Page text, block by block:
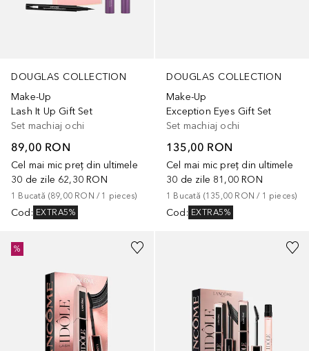
DOUGLAS COLLECTION
Make-Up
Lash It Up Gift Set
Set machiaj ochi
89,00 RON
Cel mai mic preț din ultimele
30 de zile 62,30 RON
1 Bucată (89,00 RON / 1 pieces)
Cod : EXTRA5%
DOUGLAS COLLECTION
Make-Up
Exception Eyes Gift Set
Set machiaj ochi
135,00 RON
Cel mai mic preț din ultimele
30 de zile 81,00 RON
1 Bucată (135,00 RON / 1 pieces)
Cod : EXTRA5%
%